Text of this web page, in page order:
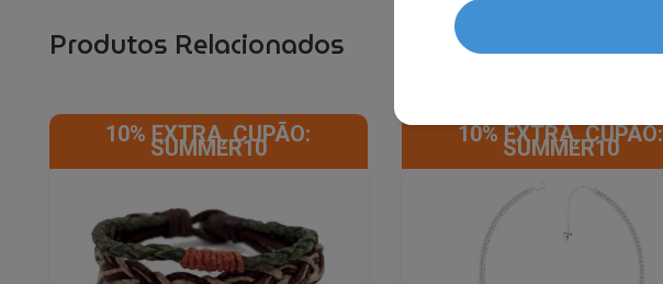
Produtos Relacionados
10% EXTRA, CUPÃO:
SUMMER10
10% EXTRA, CUPÃO:
SUMMER10